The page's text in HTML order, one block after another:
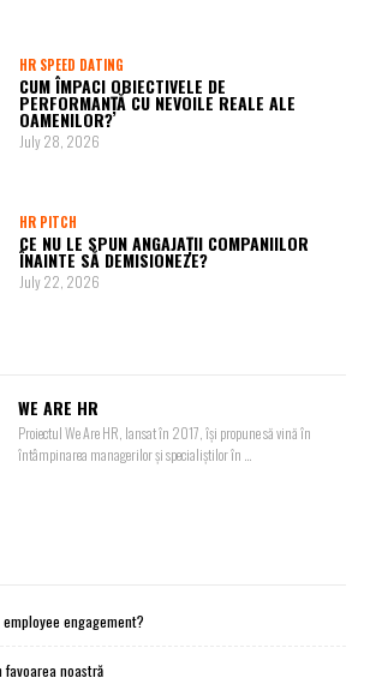
HR SPEED DATING
CUM ÎMPACI OBIECTIVELE DE
PERFORMANȚĂ CU NEVOILE REALE ALE
OAMENILOR?
July 28, 2026
HR PITCH
CE NU LE SPUN ANGAJAȚII COMPANIILOR
ÎNAINTE SĂ DEMISIONEZE?
July 22, 2026
WE ARE HR
Proiectul We Are HR, lansat în 2017, își propune să vină în
întâmpinarea managerilor și specialiștilor în ...
engagement?
noastră